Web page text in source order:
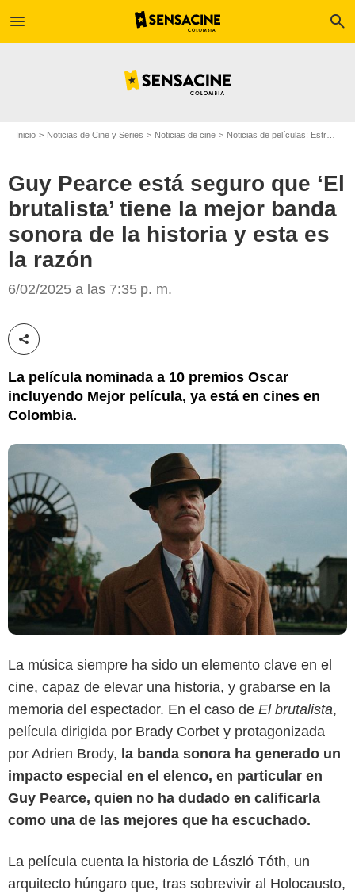
menu search
Inicio Noticias de Cine y Series Noticias de cine Noticias de películas: Estreno de película
Guy Pearce está seguro que ‘El
brutalista’ tiene la mejor banda
sonora de la historia y esta es
la razón
6/02/2025 a las 7:35 p. m.
Compartir esta noticia
La película nominada a 10 premios Oscar
incluyendo Mejor película, ya está en cines en
Colombia.
La música siempre ha sido un elemento clave en el
cine, capaz de elevar una historia, y grabarse en la
memoria del espectador. En el caso de El brutalista,
película dirigida por Brady Corbet y protagonizada
por Adrien Brody, la banda sonora ha generado un
impacto especial en el elenco, en particular en
Guy Pearce, quien no ha dudado en calificarla
como una de las mejores que ha escuchado.
La película cuenta la historia de László Tóth, un
arquitecto húngaro que, tras sobrevivir al Holocausto,